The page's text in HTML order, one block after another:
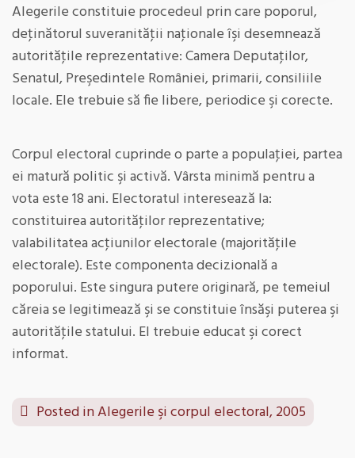
Alegerile constituie procedeul prin care poporul,
deţinătorul suveranităţii naţionale îşi desemnează
autorităţile reprezentative: Camera Deputaţilor,
Senatul, Preşedintele României, primarii, consiliile
locale. Ele trebuie să fie libere, periodice şi corecte.
Corpul electoral cuprinde o parte a populaţiei, partea
ei matură politic şi activă. Vârsta minimă pentru a
vota este 18 ani. Electoratul interesează la:
constituirea autorităţilor reprezentative;
valabilitatea acţiunilor electorale (majorităţile
electorale). Este componenta decizională a
poporului. Este singura putere originară, pe temeiul
căreia se legitimează şi se constituie însăşi puterea şi
autorităţile statului. El trebuie educat şi corect
informat.
Posted inAlegerile şi corpul electoral, 2005